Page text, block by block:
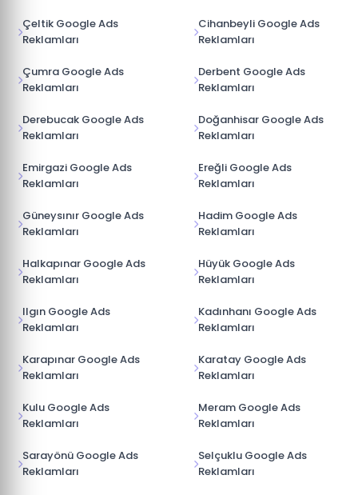
Çeltik Google Ads
Reklamları
Cihanbeyli Google Ads
Reklamları
Çumra Google Ads
Reklamları
Derbent Google Ads
Reklamları
Derebucak Google Ads
Reklamları
Doğanhisar Google Ads
Reklamları
Emirgazi Google Ads
Reklamları
Ereğli Google Ads
Reklamları
Güneysınır Google Ads
Reklamları
Hadim Google Ads
Reklamları
Halkapınar Google Ads
Reklamları
Hüyük Google Ads
Reklamları
Ilgın Google Ads
Reklamları
Kadınhanı Google Ads
Reklamları
Karapınar Google Ads
Reklamları
Karatay Google Ads
Reklamları
Kulu Google Ads
Reklamları
Meram Google Ads
Reklamları
Sarayönü Google Ads
Reklamları
Selçuklu Google Ads
Reklamları